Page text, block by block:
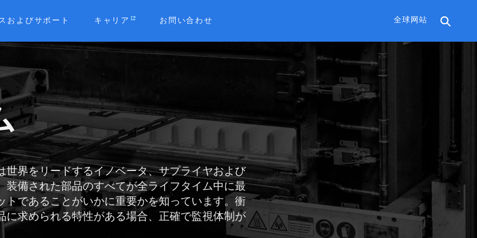
およびサポート キャリア お問い合わせ 全球网站
世界をリードするイノベータ、サプライヤおよび
装備された部品のすべてが全ライフタイム中に最
トであることがいかに重要かを知っています。衝
に求められる特性がある場合、正確で監視体制が